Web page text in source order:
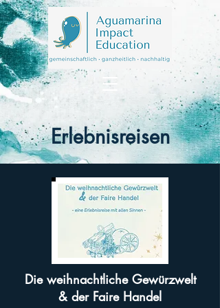
Erlebnisreisen
Die weihnachtliche Gewürzwelt
& der Faire Handel